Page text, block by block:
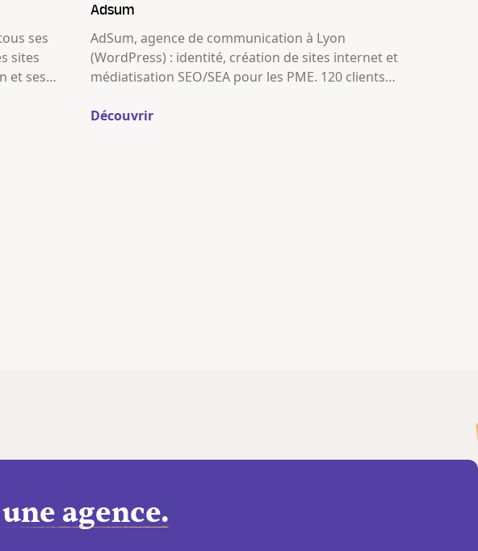
ses
sites
et ses
Adsum
AdSum, agence de communication à Lyon
(WordPress) : identité, création de sites internet et
médiatisation SEO/SEA pour les PME. 120 clients
Découvrir
une agence.